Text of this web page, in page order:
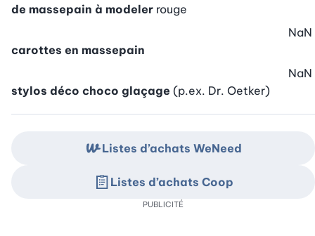
de massepain à modeler rouge
carottes en massepain
NaN
stylos déco choco glaçage (p.ex. Dr. Oetker)
NaN
Listes d’achats WeNeed
Listes d’achats Coop
PUBLICITÉ